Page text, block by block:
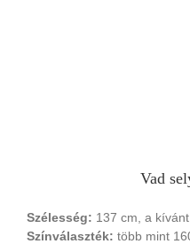
Vad
Szélesség: 137 cm, a
Színválaszték: több mint